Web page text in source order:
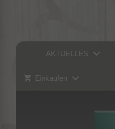
AKTUELLES
Einkaufen